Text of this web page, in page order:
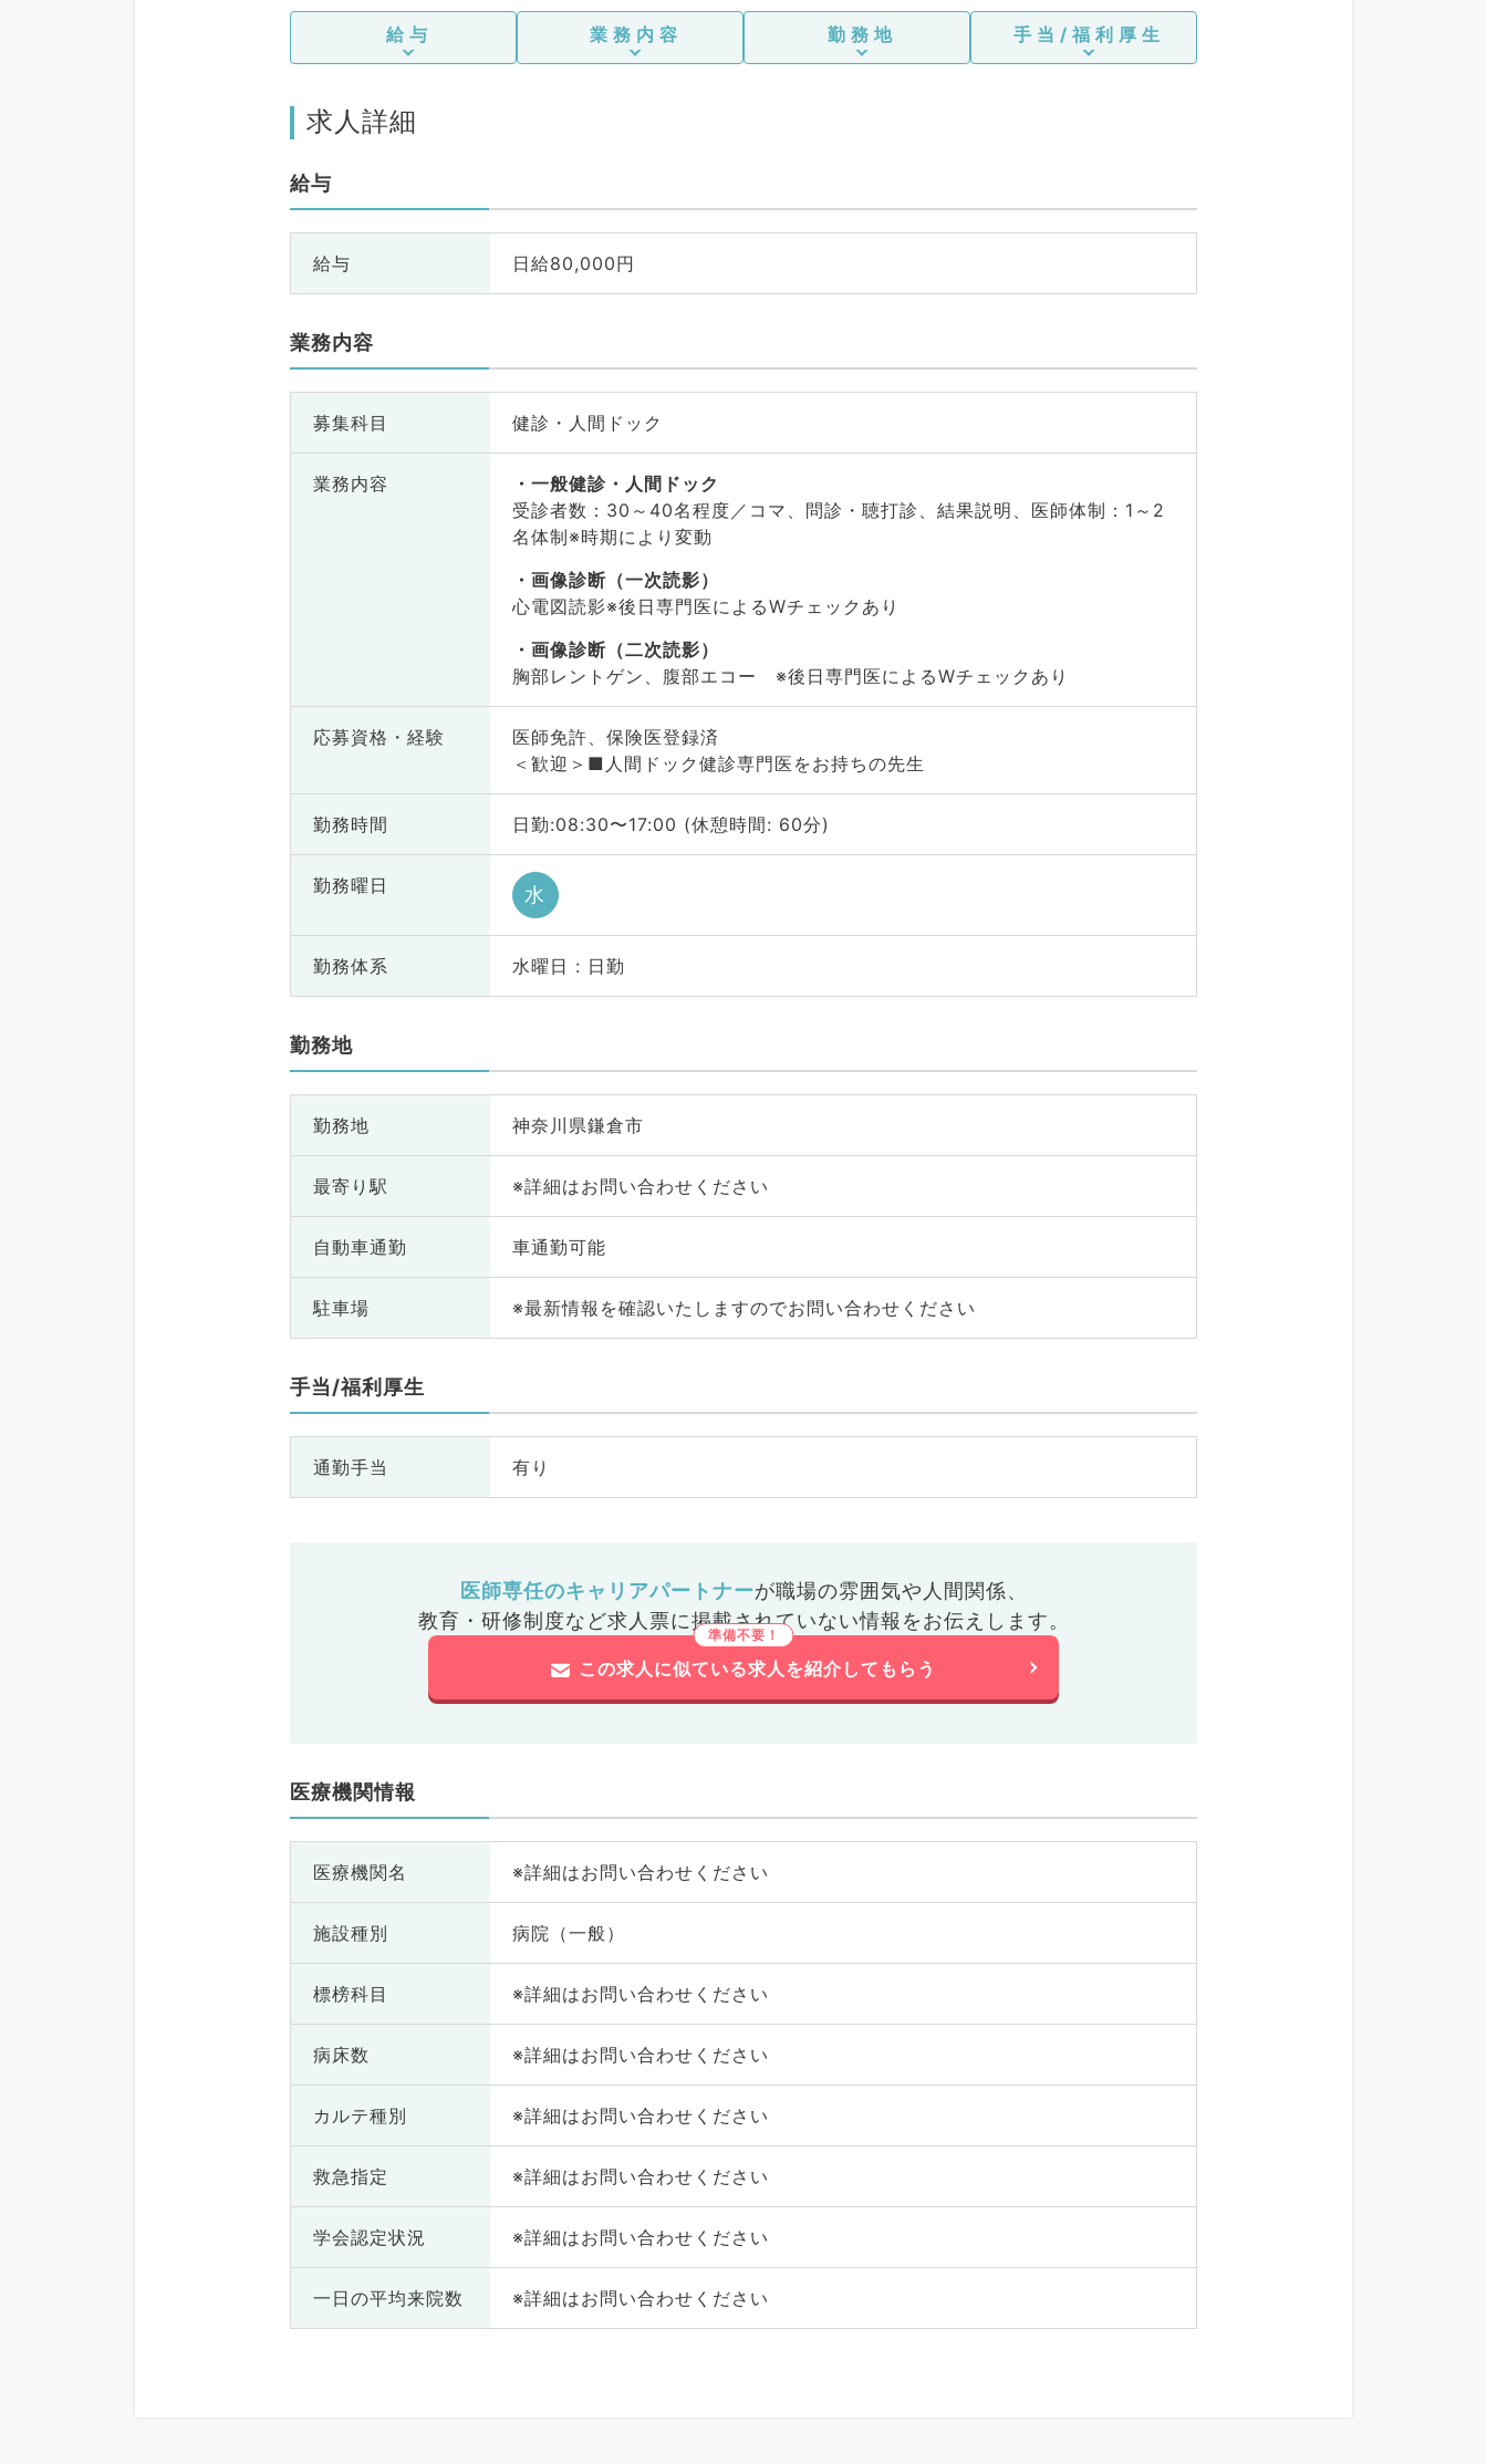
給与 業務内容 勤務地 手当/福利厚生
求人詳細
給与
給与 日給80,000円
業務内容
募集科目 健診・人間ドック
業務内容
一般健診・人間ドック
受診者数：30～40名程度／コマ、問診・聴打診、結果説明、医師体制：1～2
名体制※時期により変動
画像診断（一次読影）
心電図読影※後日専門医によるWチェックあり
画像診断（二次読影）
胸部レントゲン、腹部エコー ※後日専門医によるWチェックあり
応募資格・ 経験
医師免許、保険医登録済
＜歓迎＞■人間ドック健診専門医をお持ちの先生
勤務時間 日勤:08:30〜17:00 (休憩時間: 60分)
勤務曜日 水
勤務体系 水曜日 : 日勤
勤務地
勤務地 神奈川県鎌倉市
最寄り駅 ※詳細はお問い合わせください
自動車通勤 車通勤可能
駐車場 ※最新情報を確認いたしますのでお問い合わせください
手当/福利厚生
通勤手当 有り
医師専任のキャリアパートナーが職場の雰囲気や人間関係、
教育・研修制度など求人票に掲載されていない情報をお伝えします。
この求人に似ている求人を紹介してもらう
医療機関情報
医療機関名 ※詳細はお問い合わせください
施設種別 病院（一般）
標榜科目 ※詳細はお問い合わせください
病床数 ※詳細はお問い合わせください
カルテ種別 ※詳細はお問い合わせください
救急指定 ※詳細はお問い合わせください
学会認定状況 ※詳細はお問い合わせください
一日の平均来院数 ※詳細はお問い合わせください